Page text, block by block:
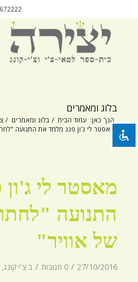
visibility_off השבת את ההבזקים
settings צבע רקע
zoom_out זום (הקטנה)
remove_circle_outline הקטנת גופן
add_circle_outline הגדלת גופן
גופן קריא
בלוג ומאמרים
הנך כאן: עמוד הבית / בלוג ומאמרים /
מאסטר לי ג'ון פנג מלמד את התנועה
מאסטר לי
התנועה
של אוויר"
27/10/2016
/ 0 תגובות / ב צ'י קונג,